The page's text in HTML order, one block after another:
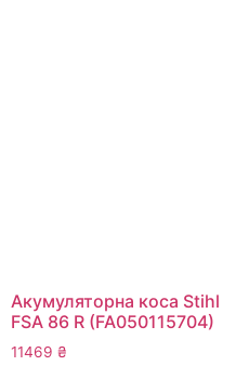
Акумуляторна коса Stihl
FSA 86 R (FA050115704)
11469 ₴